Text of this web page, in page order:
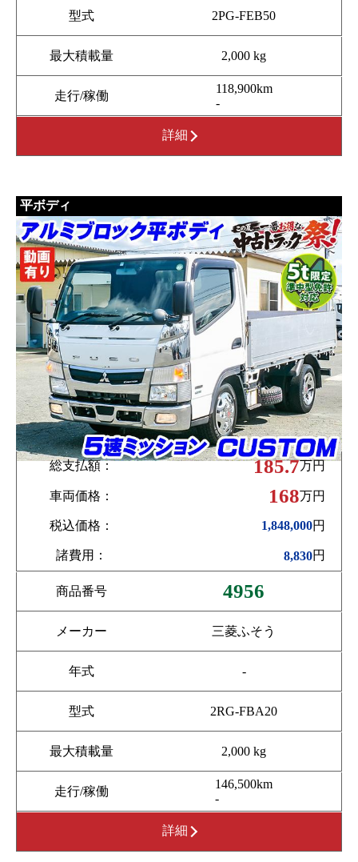
型式 2PG-FEB50
最大積載量 2,000 kg
走行/稼働
118,900km
-
詳細
平ボディ
総支払額： 185.7万円
車両価格： 168万円
税込価格： 1,848,000円
諸費用： 8,830円
商品番号 4956
メーカー 三菱ふそう
年式 -
型式 2RG-FBA20
最大積載量 2,000 kg
走行/稼働
146,500km
-
詳細